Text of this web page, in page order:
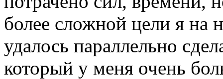
более сложной цели я на
удалось параллельно
который у меня очень